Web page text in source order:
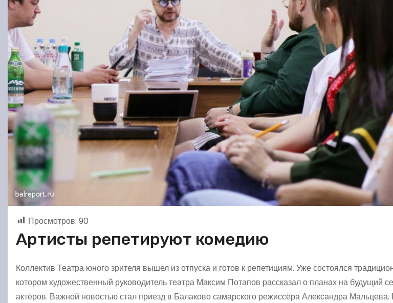
Просмотров: 90
Артисты репетируют комедию
Коллектив Театра юного зрителя вышел из отпуска и готов к репетициям. Уже состоялся
котором художественный руководитель театра Максим Потапов рассказал о планах на будущий
актёров. Важной новостью стал приезд в Балаково самарского режиссёра Александра